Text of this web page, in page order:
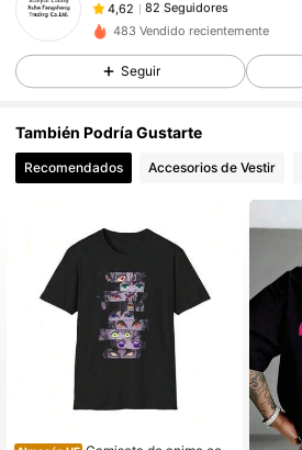
j***z seguido haceHace 1 día
4,62
82 Seguidores
4,62 82 Seguidores
82 Seguidores
4,62
82 Seguidores
4,62 82 Seguidores
4,62 82 Seguidores
483 Vendido recientemente
Seguir
También Podría Gustarte
Recomendados Accesorios de Vestir